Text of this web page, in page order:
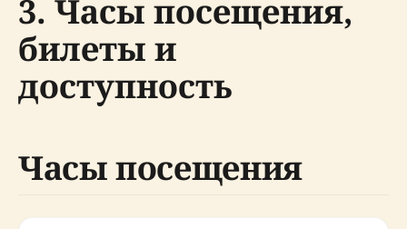
3. Часы посещения,
билеты и
доступность
Часы посещения